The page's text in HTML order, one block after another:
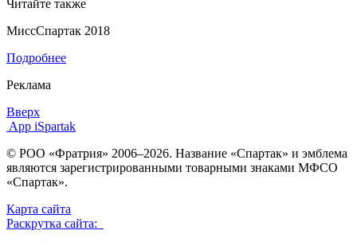
Читайте также
МиссСпартак 2018
Подробнее
Реклама
Вверх
App iSpartak
© РОО «Фратрия» 2006–2026. Название «Спартак» и эмблема
являются зарегистрированными товарными знаками МФСО
«Спартак».
Карта сайта
Раскрутка сайта: